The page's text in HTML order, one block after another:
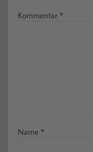
Kommentar *
Name *